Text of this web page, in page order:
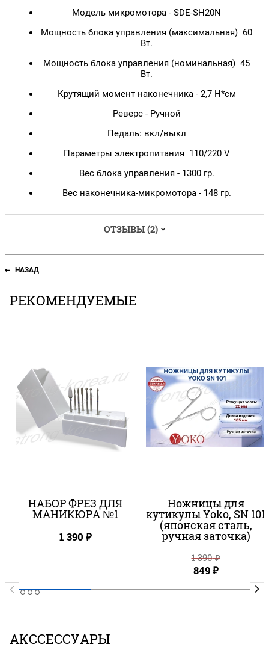
Модель микромотора - SDE-SH20N
Мощность блока управления (максимальная) 60
Вт.
Мощность блока управления (номинальная) 45
Вт.
Крутящий момент наконечника - 2,7 Н*см
Реверс - Ручной
Педаль: вкл/выкл
Параметры электропитания 110/220 V
Вес блока управления - 1300 гр.
Вес наконечника-микромотора - 148 гр.
ОТЗЫВЫ (2)
НАЗАД
РЕКОМЕНДУЕМЫЕ
НАБОР ФРЕЗ ДЛЯ
МАНИКЮРА №1
1 390 ₽
Ножницы для
кутикулы Yoko, SN 101
(японская сталь,
ручная заточка)
1 390₽
849₽
АКССЕССУАРЫ